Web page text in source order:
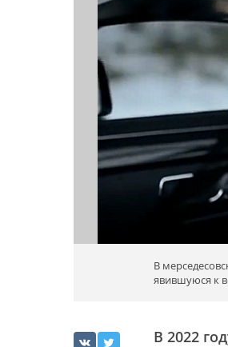
В
явившуюся к
В 2022